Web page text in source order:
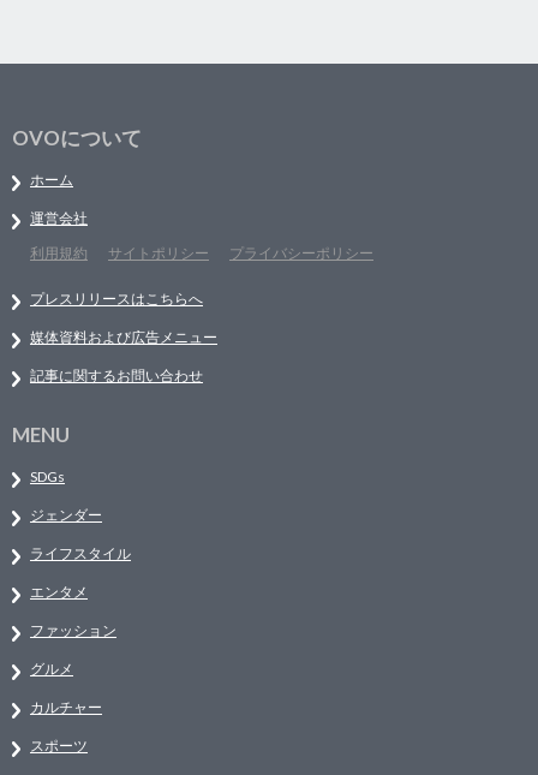
OVOについて
ホーム
運営会社
利用規約
サイトポリシー プライバシーポリシー
プレスリリースはこちらへ
媒体資料および広告メニュー
記事に関するお問い合わせ
MENU
SDGs
ジェンダー
ライフスタイル
エンタメ
ファッション
グルメ
カルチャー
スポーツ